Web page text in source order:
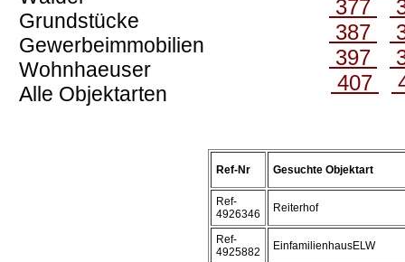
Grundstücke
Gewerbeimmobilien
Wohnhaeuser
Alle Objektarten
377
387
397
407
Ref-Nr Gesuchte Objektart
Ref-
4926346
Reiterhof
Ref-
4925882
EinfamilienhausELW